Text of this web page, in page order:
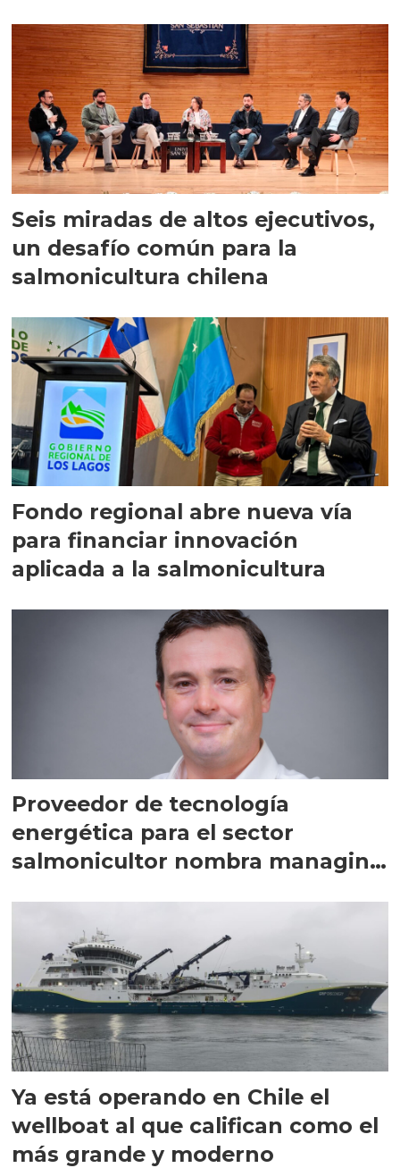
Seis miradas de altos ejecutivos,
un desafío común para la
salmonicultura chilena
Fondo regional abre nueva vía
para financiar innovación
aplicada a la salmonicultura
Proveedor de tecnología
energética para el sector
salmonicultor nombra managing
Ya está operando en Chile el
wellboat al que califican como el
más grande y moderno